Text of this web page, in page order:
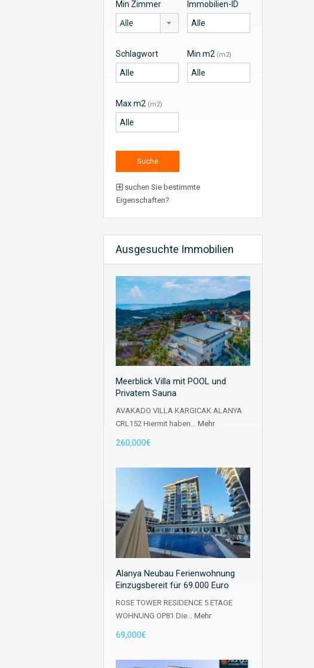
Min Zimmer
Alle
Immobilien-ID
Schlagwort Min m2 (m2)
Max m2 (m2)
suchen Sie bestimmte
Eigenschaften?
Ausgesuchte Immobilien
Meerblick Villa mit POOL und
Privatem Sauna
AVAKADO VILLA KARGICAK ALANYA
CRL152 Hiermit haben… Mehr
260,000€
Alanya Neubau Ferienwohnung
Einzugsbereit für 69.000 Euro
ROSE TOWER RESIDENCE 5.ETAGE
WOHNUNG OP81 Die… Mehr
69,000€